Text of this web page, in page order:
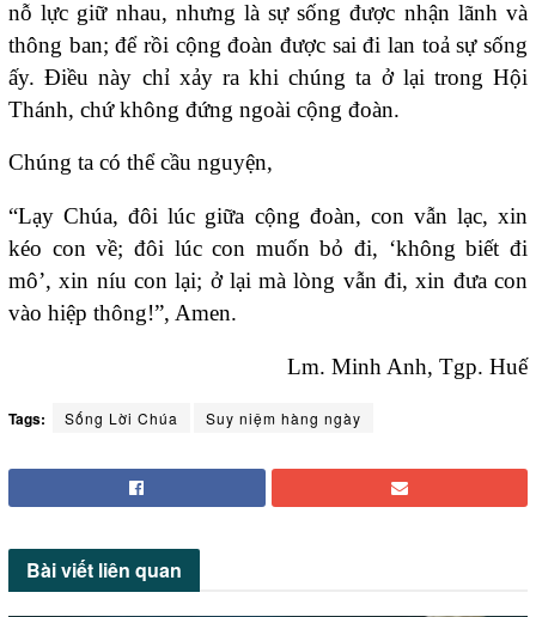
nỗ lực giữ nhau, nhưng là sự sống được nhận lãnh và
thông ban; để rồi cộng đoàn được sai đi lan toả sự sống
ấy. Điều này chỉ xảy ra khi chúng ta ở lại trong Hội
Thánh, chứ không đứng ngoài cộng đoàn.
Chúng ta có thể cầu nguyện,
“Lạy Chúa, đôi lúc giữa cộng đoàn, con vẫn lạc, xin
kéo con về; đôi lúc con muốn bỏ đi, ‘không biết đi
mô’, xin níu con lại; ở lại mà lòng vẫn đi, xin đưa con
vào hiệp thông!”, Amen.
Lm. Minh Anh, Tgp. Huế
Tags: Sống Lời Chúa Suy niệm hàng ngày
Bài viết liên quan